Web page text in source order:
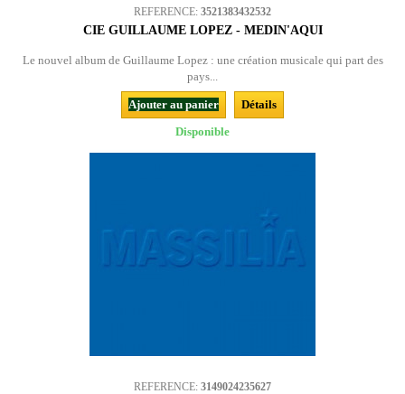
REFERENCE: 3521383432532
CIE GUILLAUME LOPEZ - MEDIN'AQUI
Le nouvel album de Guillaume Lopez : une création musicale qui part des
pays...
Ajouter au panier
Détails
Disponible
REFERENCE: 3149024235627